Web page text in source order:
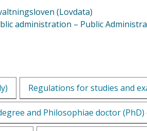
(Lovdata)
administration – Public
Regulations for studies and
and Philosophiae doctor